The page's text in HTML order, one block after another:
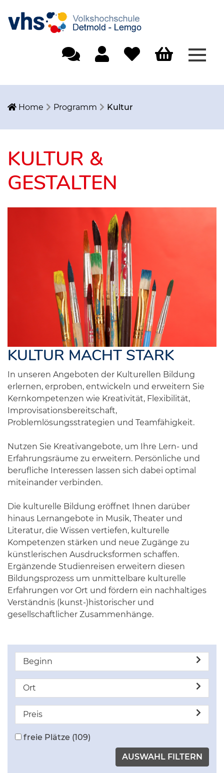
Home Programm Kultur
KULTUR &
GESTALTEN
KULTUR MACHT STARK
In unseren Angeboten der Kulturellen Bildung
erlernen, erproben, entwickeln und erweitern Sie
Kernkompetenzen wie Kreativität, Flexibilität,
Improvisationsbereitschaft,
Problemlösungsstrategien und Teamfähigkeit.
Nutzen Sie Kreativangebote, um Ihre Lern- und
Erfahrungsräume zu erweitern. Persönliche und
berufliche Interessen lassen sich dabei optimal
miteinander verbinden.
Die kulturelle Bildung eröffnet Ihnen darüber
hinaus Lernangebote in Musik, Theater und
Literatur, die Wissen vertiefen, kulturelle
Kompetenzen stärken und neue Zugänge zu
künstlerischen Ausdrucksformen schaffen.
Ergänzende Studienreisen erweitern diesen
Bildungsprozess um unmittelbare kulturelle
Erfahrungen vor Ort und fördern ein nachhaltiges
Verständnis (kunst-)historischer und
gesellschaftlicher Zusammenhänge.
Beginn
Ort
Preis
freie Plätze (109)